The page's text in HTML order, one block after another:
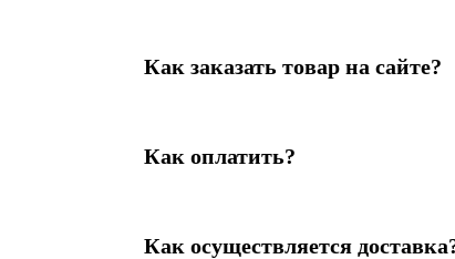
Как заказать товар на сайте?
Как оплатить?
Как осуществляется